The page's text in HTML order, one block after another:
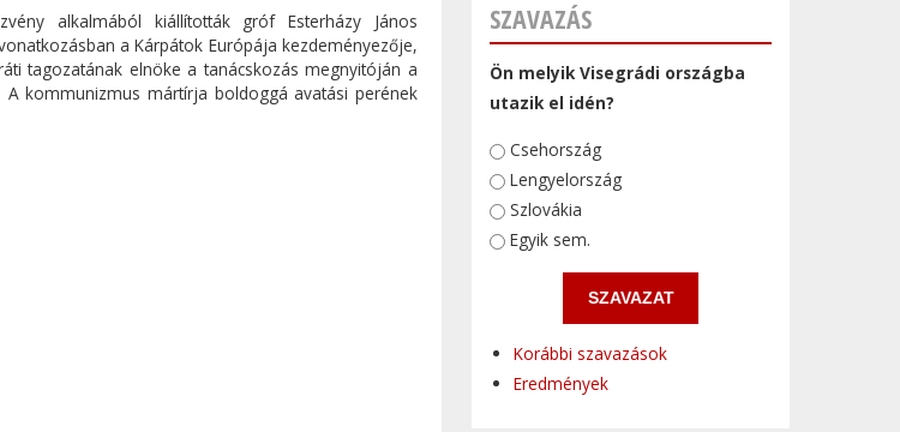
alkalmából kiállították gróf Esterházy János
a Kárpátok Európája kezdeményezője,
tagozatának elnöke a tanácskozás megnyitóján a
A kommunizmus mártírja boldoggá avatási perének
SZAVAZÁS
Ön melyik Visegrádi országba
utazik el idén?
Választások
Csehország
Lengyelország
Szlovákia
Egyik sem.
Korábbi szavazások
Eredmények